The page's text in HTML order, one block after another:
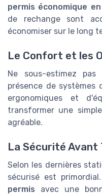
permis économique
de rechange sont
économiser sur le long
Le Confort et les
Ne sous-estimez
présence de systèmes
ergonomiques et
transformer une
agréable.
La Sécurité Avant
Selon les dernières
sécurisé est
permis avec une